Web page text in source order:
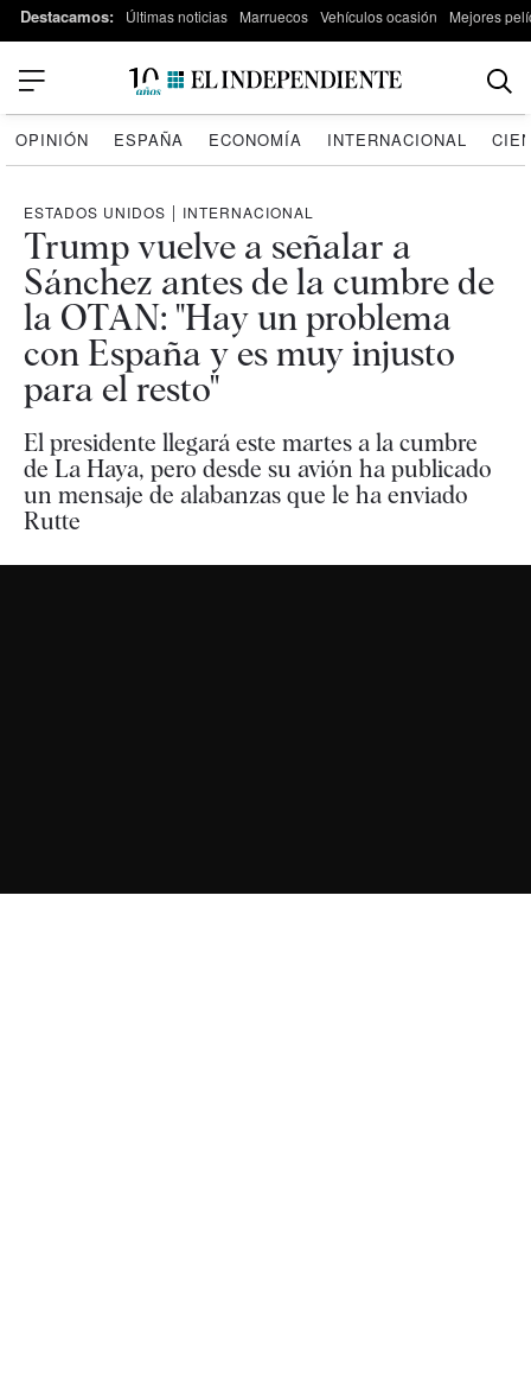
Destacamos: Últimas noticias Marruecos Vehículos ocasión Mejores
OPINIÓN ESPAÑA ECONOMÍA INTERNACIONAL
ESTADOS UNIDOS | INTERNACIONAL
Trump vuelve a señalar a
Sánchez antes de la cumbre de
la OTAN: "Hay un problema
con España y es muy injusto
para el resto"
El presidente llegará este martes a la cumbre
de La Haya, pero desde su avión ha publicado
un mensaje de alabanzas que le ha enviado
Rutte